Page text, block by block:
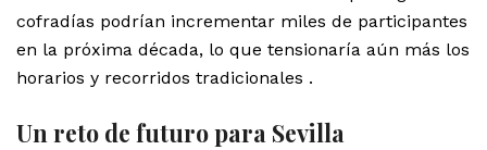
cofradías podrían incrementar miles de participantes
en la próxima década, lo que tensionaría aún más los
horarios y recorridos tradicionales .
Un reto de futuro para Sevilla